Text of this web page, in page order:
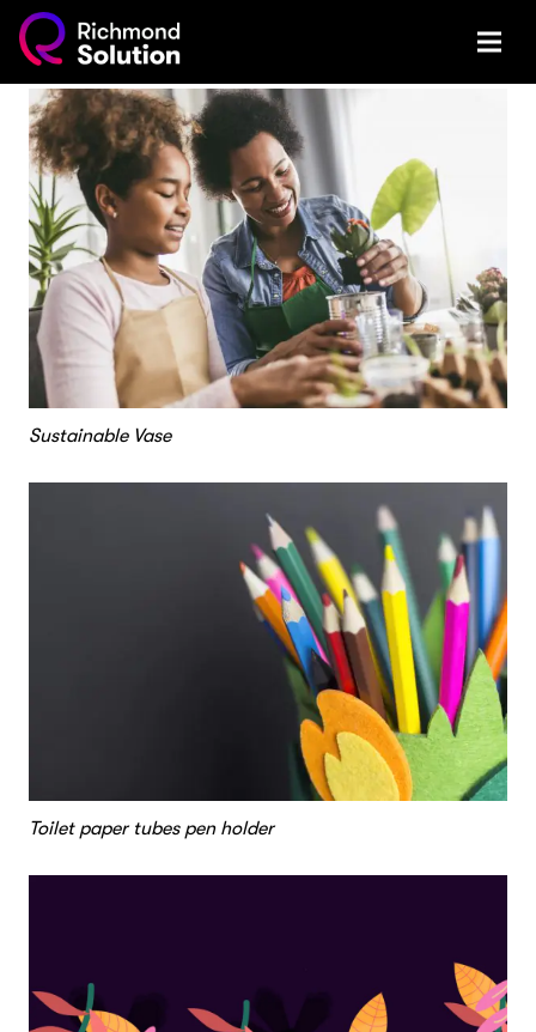
Sustainable Vase
Toilet paper tubes pen holder